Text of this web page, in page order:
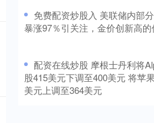
免费配资炒股入 美联储内部
暴涨97％引关注，金价创新高的
配资在线炒股 摩根士丹利将
股415美元下调至400美元 将苹
美元上调至364美元